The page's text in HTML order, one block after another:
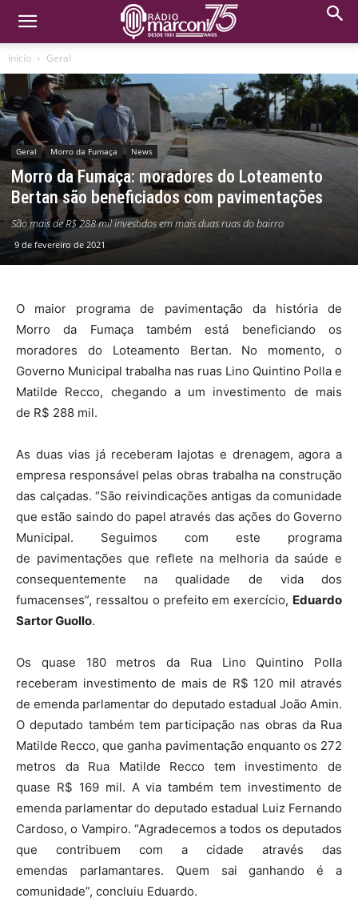
Início Geral
Geral Morro da Fumaça News
Morro da Fumaça: moradores do Loteamento
Bertan são beneficiados com pavimentações
São mais de R$ 288 mil investidos em mais duas ruas do bairro
9 de fevereiro de 2021
O maior programa de pavimentação da história de
Morro da Fumaça também está beneficiando os
moradores do Loteamento Bertan. No momento, o
Governo Municipal trabalha nas ruas Lino Quintino Polla e
Matilde Recco, chegando a um investimento de mais
de R$ 288 mil.
As duas vias já receberam lajotas e drenagem, agora a
empresa responsável pelas obras trabalha na construção
das calçadas. “São reivindicações antigas da comunidade
que estão saindo do papel através das ações do Governo
Municipal. Seguimos com este programa
de pavimentações que reflete na melhoria da saúde e
consequentemente na qualidade de vida dos
fumacenses”, ressaltou o prefeito em exercício, Eduardo
Sartor Guollo.
Os quase 180 metros da Rua Lino Quintino Polla
receberam investimento de mais de R$ 120 mil através
de emenda parlamentar do deputado estadual João Amin.
O deputado também tem participação nas obras da Rua
Matilde Recco, que ganha pavimentação enquanto os 272
metros da Rua Matilde Recco tem investimento de
quase R$ 169 mil. A via também tem investimento de
emenda parlamentar do deputado estadual Luiz Fernando
Cardoso, o Vampiro. “Agradecemos a todos os deputados
que contribuem com a cidade através das
emendas parlamantares. Quem sai ganhando é a
comunidade”, concluiu Eduardo.